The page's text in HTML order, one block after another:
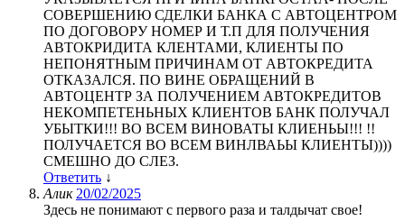
СОВЕРШЕНИЮ СДЕЛКИ БАНКА С АВТОЦЕНТРОМ
ПО ДОГОВОРУ НОМЕР И Т.П ДЛЯ ПОЛУЧЕНИЯ
АВТОКРИДИТА КЛЕНТАМИ, КЛИЕНТЫ ПО
НЕПОНЯТНЫМ ПРИЧИНАМ ОТ АВТОКРЕДИТА
ОТКАЗАЛСЯ. ПО ВИНЕ ОБРАЩЕНИЙ В
АВТОЦЕНТР ЗА ПОЛУЧЕНИЕМ АВТОКРЕДИТОВ
НЕКОМПЕТЕНЬНЫХ КЛИЕНТОВ БАНК ПОЛУЧАЛ
УБЫТКИ!!! ВО ВСЕМ ВИНОВАТЫ КЛИЕНЬЫ!!! !!
ПОЛУЧАЕТСЯ ВО ВСЕМ ВИНЛВАЬЫ КЛИЕНТЫ))))
СМЕШНО ДО СЛЕЗ.
Ответить ↓
Алик 20/02/2025
Здесь не понимают с первого раза и талдычат свое!